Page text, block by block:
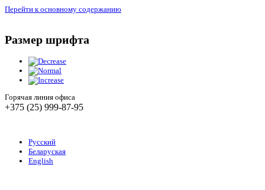
Перейти к основному содержанию
Размер шрифта
Горячая линия офиса
+375 (25) 999-87-95
Русский
Беларуская
English